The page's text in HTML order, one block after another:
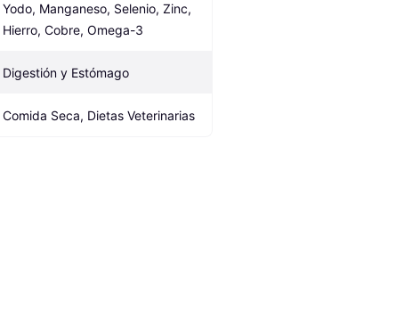
Yodo, Manganeso, Selenio, Zinc,
Hierro, Cobre, Omega-3
Digestión y Estómago
Comida Seca, Dietas Veterinarias